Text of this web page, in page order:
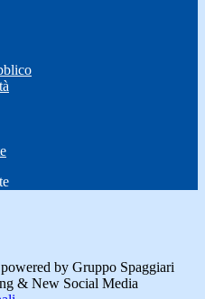
by Gruppo Spaggiari
& New Social Media